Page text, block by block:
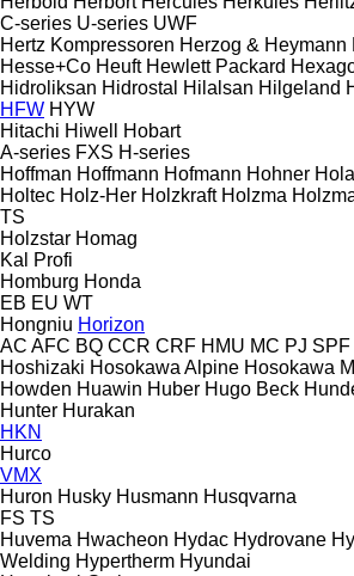
C-series U-series UWF
Hertz Kompressoren Herzog & Heymann
Hesse+Co Heuft Hewlett Packard
Hidroliksan Hidrostal Hilalsan Hilgeland
HFW HYW
Hitachi Hiwell
Hobart
A-series FXS H-series
Hoffman Hoffmann Hofmann Hohner
Holtec Holz-Her Holzkraft Holzma
TS
Holzstar Homag
Kal
Profi
Homburg Honda
EB EU WT
Hongniu Horizon
AC AFC BQ CCR CRF HMU MC PJ SPF
Hoshizaki Hosokawa Alpine Hosokawa
Howden Huawin Huber Hugo Beck
Hunter Hurakan
HKN
Hurco
VMX
Huron Husky Husmann Husqvarna
FS TS
Huvema Hwacheon Hydac Hydrovane
Welding Hypertherm Hyundai